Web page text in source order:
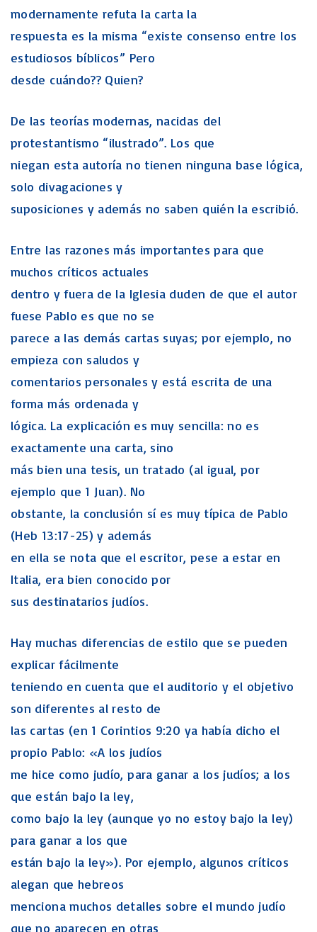
modernamente refuta la carta la
respuesta es la misma “existe consenso entre los
estudiosos bíblicos” Pero
desde cuándo?? Quien?
De las teorías modernas, nacidas del
protestantismo “ilustrado”. Los que
niegan esta autoría no tienen ninguna base lógica,
solo divagaciones y
suposiciones y además no saben quién la escribió.
Entre las razones más importantes para que
muchos críticos actuales
dentro y fuera de la Iglesia duden de que el autor
fuese Pablo es que no se
parece a las demás cartas suyas; por ejemplo, no
empieza con saludos y
comentarios personales y está escrita de una
forma más ordenada y
lógica. La explicación es muy sencilla: no es
exactamente una carta, sino
más bien una tesis, un tratado (al igual, por
ejemplo que 1 Juan). No
obstante, la conclusión sí es muy típica de Pablo
(Heb 13:17-25) y además
en ella se nota que el escritor, pese a estar en
Italia, era bien conocido por
sus destinatarios judíos.
Hay muchas diferencias de estilo que se pueden
explicar fácilmente
teniendo en cuenta que el auditorio y el objetivo
son diferentes al resto de
las cartas (en 1 Corintios 9:20 ya había dicho el
propio Pablo: «A los judíos
me hice como judío, para ganar a los judíos; a los
que están bajo la ley,
como bajo la ley (aunque yo no estoy bajo la ley)
para ganar a los que
están bajo la ley»). Por ejemplo, algunos críticos
alegan que hebreos
menciona muchos detalles sobre el mundo judío
que no aparecen en otras